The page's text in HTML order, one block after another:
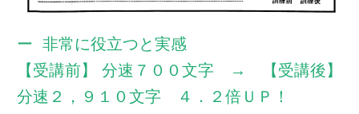
非常に役立つと実感
【受講前】 分速７００文字 → 【受講後】
分速２，９１０文字 ４．２倍ＵＰ！